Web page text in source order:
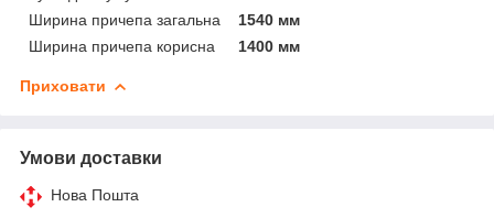
Ширина причепа загальна
1540 мм
Ширина причепа корисна
1400 мм
Приховати
Умови доставки
Нова Пошта